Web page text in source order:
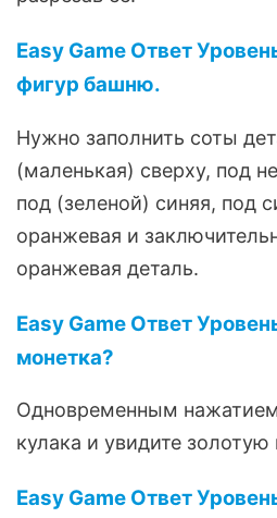
Easy Game Ответ
фигур башню.
Нужно заполнить соты
(маленькая) сверху, под
под (зеленой) синяя, под
оранжевая и
оранжевая деталь.
Easy Game Ответ
монетка?
Одновременным
кулака и увидите золотую
Easy Game Ответ